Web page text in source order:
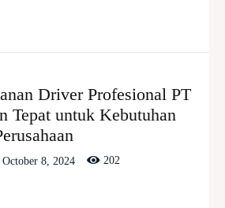
Driver Profesional PT
Tepat untuk Kebutuhan
October 8, 2024 202